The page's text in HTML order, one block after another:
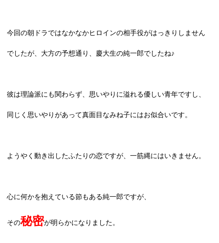
今回の朝ドラではなかなかヒロインの相手役がはっきりしません
でしたが、大方の予想通り、慶大生の純一郎でしたね♪
彼は理論派にも関わらず、思いやりに溢れる優しい青年ですし、
同じく思いやりがあって真面目なみね子にはお似合いです。
ようやく動き出したふたりの恋ですが、一筋縄にはいきません。
心に何かを抱えている節もある純一郎ですが、
その秘密が明らかになりました。